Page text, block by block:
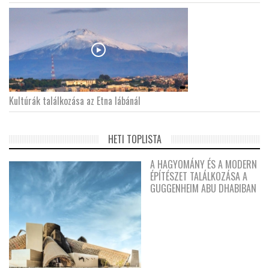
Kultúrák találkozása az Etna lábánál
HETI TOPLISTA
A HAGYOMÁNY ÉS A MODERN
ÉPÍTÉSZET TALÁLKOZÁSA A
GUGGENHEIM ABU DHABIBAN